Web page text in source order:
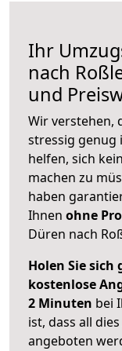
Ihr
nach
und
Wir verstehen,
stressig genug
helfen, sich
machen zu
haben
Ihnen ohne
Düren nach
Holen Sie sich
kostenlose
2 Minuten bei
ist, dass all
angeboten